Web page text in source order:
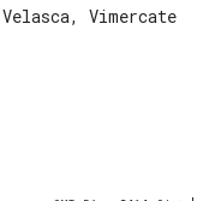
Vimercate